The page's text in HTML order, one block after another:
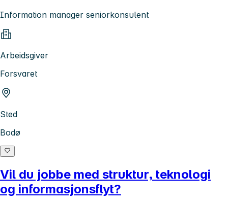
Information manager seniorkonsulent
Arbeidsgiver
Forsvaret
Sted
Bodø
Vil du jobbe med struktur, teknologi
og informasjonsflyt?